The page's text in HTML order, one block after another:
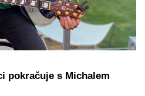
pokračuje s Michalem